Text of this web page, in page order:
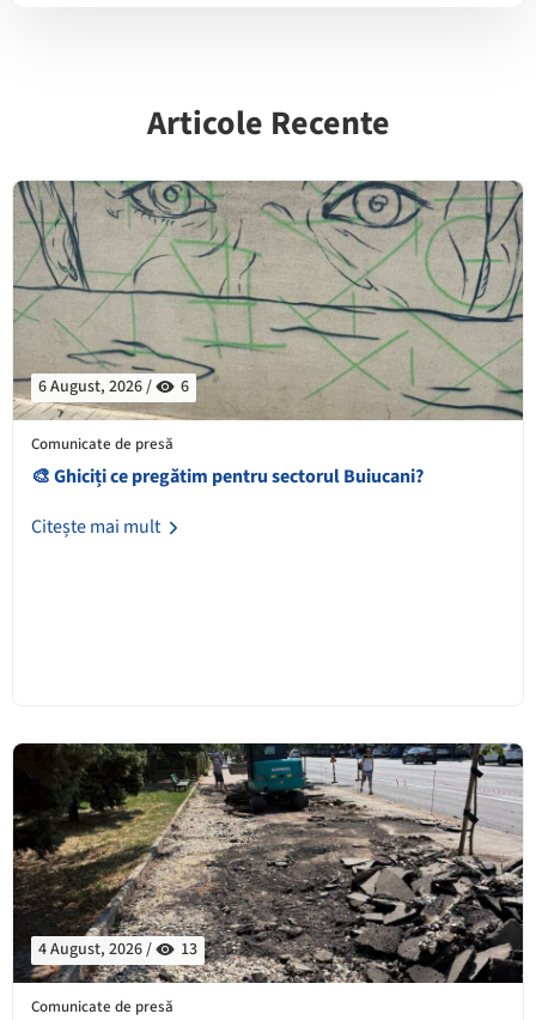
Articole Recente
6 August, 2026 / 6
Comunicate de presă
🎨 Ghiciți ce pregătim pentru sectorul Buiucani?
Citește mai mult
4 August, 2026 / 13
Comunicate de presă